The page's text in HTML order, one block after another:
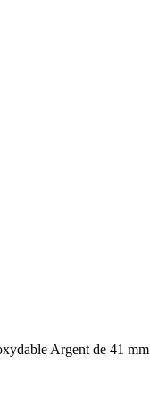
Argent de 41